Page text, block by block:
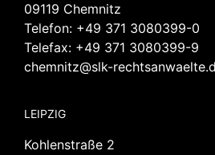
09119 Chemnitz
Telefon: +49 371 3080399-0
Telefax: +49 371 3080399-9
chemnitz@slk-
LEIPZIG
Kohlenstraße 2